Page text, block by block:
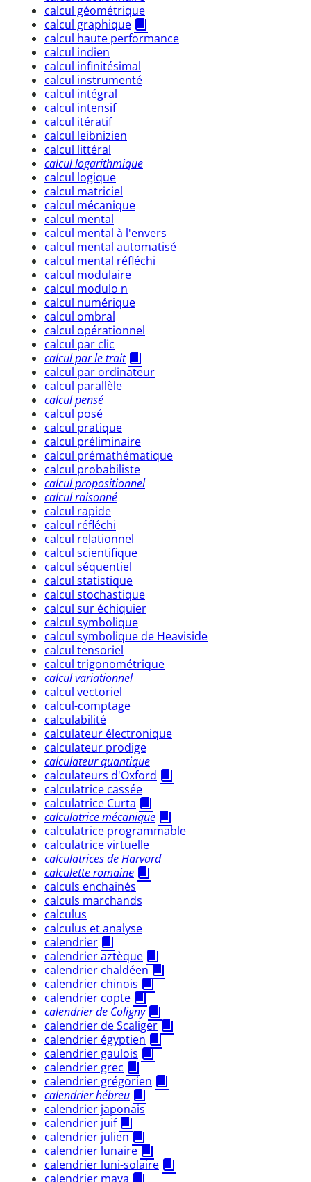
calcul géométrique
calcul graphique
calcul haute performance
calcul indien
calcul infinitésimal
calcul instrumenté
calcul intégral
calcul intensif
calcul itératif
calcul leibnizien
calcul littéral
calcul logarithmique
calcul logique
calcul matriciel
calcul mécanique
calcul mental
calcul mental à l'envers
calcul mental automatisé
calcul mental réfléchi
calcul modulaire
calcul modulo n
calcul numérique
calcul ombral
calcul opérationnel
calcul par clic
calcul par le trait
calcul par ordinateur
calcul parallèle
calcul pensé
calcul posé
calcul pratique
calcul préliminaire
calcul prémathématique
calcul probabiliste
calcul propositionnel
calcul raisonné
calcul rapide
calcul réfléchi
calcul relationnel
calcul scientifique
calcul séquentiel
calcul statistique
calcul stochastique
calcul sur échiquier
calcul symbolique
calcul symbolique de Heaviside
calcul tensoriel
calcul trigonométrique
calcul variationnel
calcul vectoriel
calcul-comptage
calculabilité
calculateur électronique
calculateur prodige
calculateur quantique
calculateurs d'Oxford
calculatrice cassée
calculatrice Curta
calculatrice mécanique
calculatrice programmable
calculatrice virtuelle
calculatrices de Harvard
calculette romaine
calculs enchainés
calculs marchands
calculus
calculus et analyse
calendrier
calendrier aztèque
calendrier chaldéen
calendrier chinois
calendrier copte
calendrier de Coligny
calendrier de Scaliger
calendrier égyptien
calendrier gaulois
calendrier grec
calendrier grégorien
calendrier hébreu
calendrier japonais
calendrier juif
calendrier julien
calendrier lunaire
calendrier luni-solaire
calendrier maya